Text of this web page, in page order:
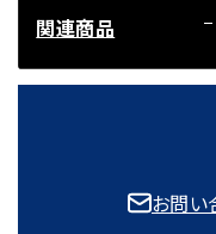
関連商品
お問い